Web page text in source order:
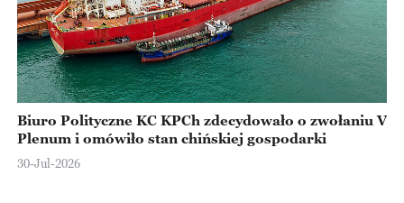
Biuro Polityczne KC KPCh zdecydowało o zwołaniu V
Plenum i omówiło stan chińskiej gospodarki
30-Jul-2026